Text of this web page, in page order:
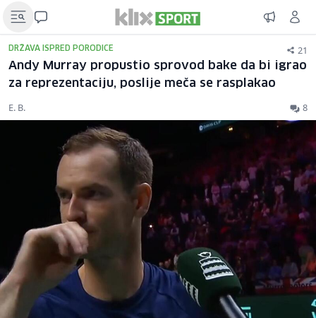
DRŽAVA ISPRED PORODICE 21
Andy Murray propustio sprovod bake da bi igrao
za reprezentaciju, poslije meča se rasplakao
E. B. 8